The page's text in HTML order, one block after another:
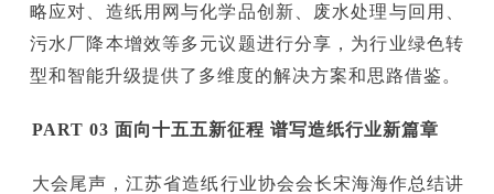
略应对、造纸用网与化学品创新、废水处理与回用、
污水厂降本增效等多元议题进行分享，为行业绿色转
型和智能升级提供了多维度的解决方案和思路借鉴。
03 面向十五五新征程 谱写造纸行业新篇章
会尾声，江苏省造纸行业协会会长宋海海作总结讲